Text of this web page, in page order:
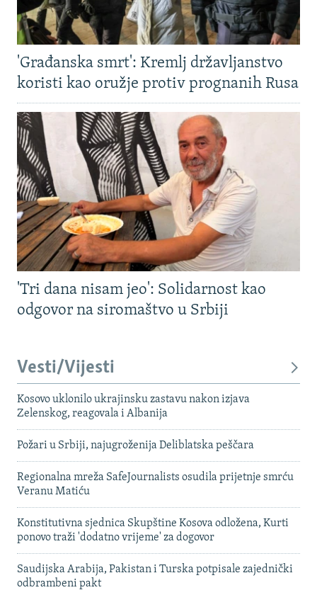
'Građanska smrt': Kremlj državljanstvo
koristi kao oružje protiv prognanih Rusa
'Tri dana nisam jeo': Solidarnost kao
odgovor na siromaštvo u Srbiji
Vesti/Vijesti
Kosovo uklonilo ukrajinsku zastavu nakon izjava
Zelenskog, reagovala i Albanija
Požari u Srbiji, najugroženija Deliblatska peščara
Regionalna mreža SafeJournalists osudila prijetnje smrću
Veranu Matiću
Konstitutivna sjednica Skupštine Kosova odložena, Kurti
ponovo traži 'dodatno vrijeme' za dogovor
Saudijska Arabija, Pakistan i Turska potpisale zajednički
odbrambeni pakt